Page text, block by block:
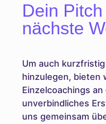
Dein
nächste
Um auch
hinzulegen, bieten
Einzelcoachings
unverbindliches
uns gemeinsam